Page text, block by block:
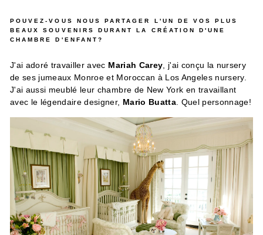
POUVEZ-VOUS NOUS PARTAGER L'UN DE VOS PLUS
BEAUX SOUVENIRS DURANT LA CRÉATION D'UNE
CHAMBRE D'ENFANT?
J'ai adoré travailler avec Mariah Carey , j'ai conçu la nursery
de ses jumeaux Monroe et Moroccan à Los Angeles nursery.
J'ai aussi meublé leur chambre de New York en travaillant
avec le légendaire designer, Mario Buatta. Quel personnage!